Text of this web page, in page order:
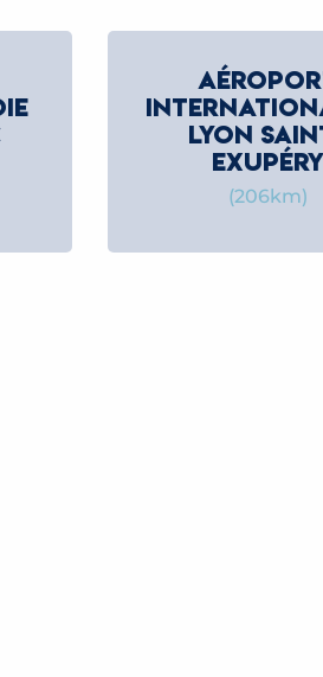
LYON
EXUPÉRY
(206km)